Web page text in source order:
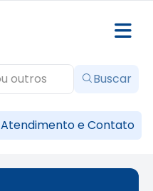
Atendimento e Contato
Buscar